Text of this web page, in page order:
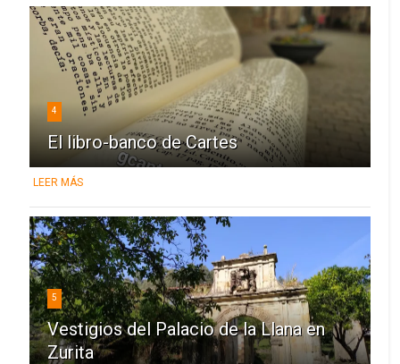
4
El libro-banco de Cartes
LEER MÁS
5
Vestigios del Palacio de la Llana en
Zurita